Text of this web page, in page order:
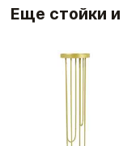
Еще стойки